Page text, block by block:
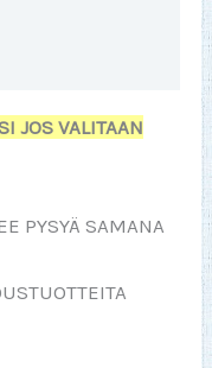
JOS VALITAAN
PYSYÄ SAMANA